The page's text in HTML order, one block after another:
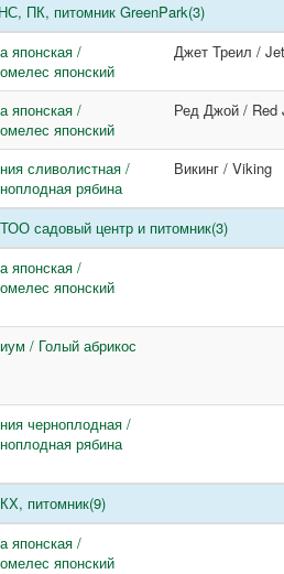
ПК, питомник GreenPark(3)
японская /
японский
Джет Треил /
японская /
японский
Ред Джой / Red
сливолистная /
рябина
Викинг / Viking
садовый центр и питомник(3)
японская /
японский
/ Голый абрикос
черноплодная /
рябина
питомник(9)
японская /
японский